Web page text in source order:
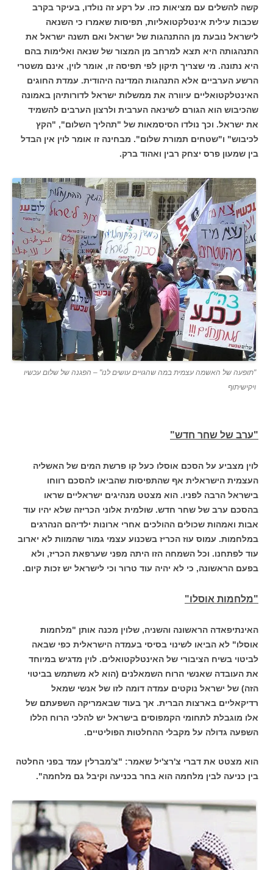
קשה להשלים עם מציאות כזו. על רקע זה נולדו, בעיקר בקרב
שכבות עילית אינטלקטואליות, תפיסות שאמרו כי השנאה
לישראל נובעת מן ההתנהגות של ישראל ואם תשנה ישראל את
התנהגותה היא תצא למרחב מן המצור של שנאה ואלימות בהם
היא נתונה. מי שצריך תיקון לפי תפיסה זו, אומר לוין, אינם משטרי
הרשע הערביים אלא התנהגות המדינה היהודית. עמדת החוגים
האינטלקטואליים עיוורה את ממשלות ישראל לדורותיהן באמונה
שהכיבוש הוא הגורם לשינאה הערבית ולרצון הערבים להשמיד
את ישראל. וכך נולדו הסיסמאות של "תהליך השלום", "הקץ
לכיבוש" ו"שטחים תמורת שלום". מבחינה זו אומר לוין אין הבדל
בין שמעון פרס יצחק רבין ואהוד ברק.
"תופעה של האשמה עצמית במה שהגויים עושים לנו" – הפגנה של שלום עכשיו
ויקישיתוף
"ערב של שחר חדש"
לוין מצביע על הסכם אוסלו כעל קו פרשת המים של האשליה
העצמית הישראלית אף שהתפיסות שהביאו להסכם רווחו
בישראל הרבה לפניו. הוא מצטט מנהיגים ישראליים שראו
בהסכם ערב של שחר חדש. שולמית אלוני הכריזה שלא יהיו עוד
אבות ואמהות שכולים ההולכים אחרי ארונות ילדיהם הנהרגים
במלחמות. עמוס עוז הכריז בשכנוע עצמי גמור שהמוות לא יארוב
עוד לפתחנו. וכל השמחה הזו היתה מפני שערפאת הכריז, ולא
בפעם הראשונה, כי לא יהיה עוד טרור וכי לישראל יש זכות קיום.
"מלחמות אוסלו"
האינתיפאדה הראשונה והשניה, שלוין מכנה אותן "מלחמות
אוסלו" לא הביאו לשינוי בסיסי בעמדה הישראלית כפי שבאה
לביטוי בשיח הציבורי של האינטלקטואלים. לוין מדגיש במיוחד
את העובדה שאנשי הרוח השמאלנים (הוא לא משתמש בביטוי
הזה) של ישראל נוקטים עמדה דומה לזו של אנשי שמאל
רדיקאליים בארצות הברית. אך בעוד שבאמריקה השפעתם של
אלו מוגבלת לתחומי הקמפוסים בישראל יש להלכי הרוח הללו
השפעה גדולה על מקבלי ההחלטות הפוליטיים.
הוא מצטט את דברי צ'רצ'יל שאמר: "צ'מברלין עמד בפני החלטה
בין כניעה לבין מלחמה הוא בחר בכניעה וקיבל גם מלחמה".